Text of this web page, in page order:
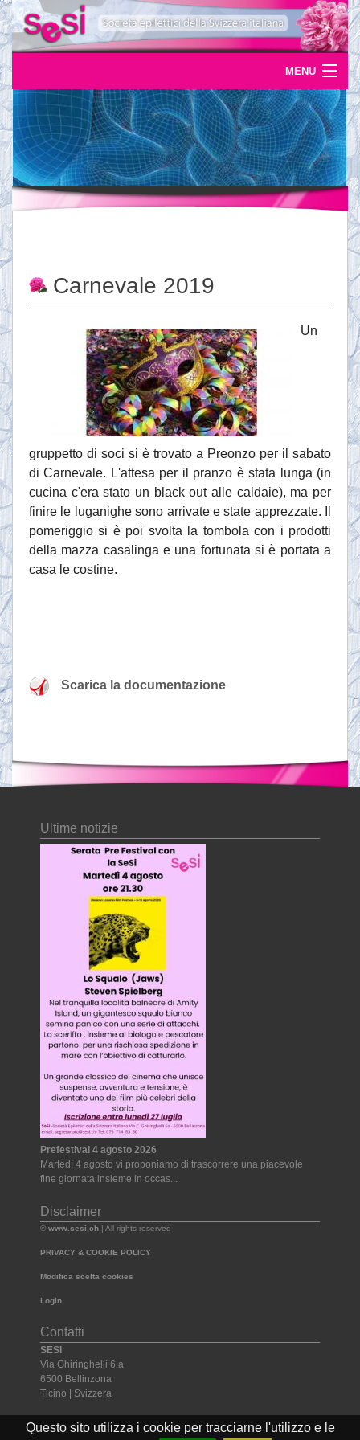
Questo sito utilizza i cookie per tracciarne l'utilizzo e le
MENU
Home
Uscite
Eventi
News
ServiziCarnevale 2019
Un
gruppetto di soci si è trovato a Preonzo per il sabato
di Carnevale. L'attesa per il pranzo è stata lunga (in
cucina c'era stato un black out alle caldaie), ma per
finire le luganighe sono arrivate e state apprezzate. Il
pomeriggio si è poi svolta la tombola con i prodotti
della mazza casalinga e una fortunata si è portata a
casa le costine.
Scarica la documentazione
Ultime notizie
Prefestival 4 agosto 2026
Martedì 4 agosto vi proponiamo di trascorrere una piacevole
fine giornata insieme in occas...
Disclaimer
© www.sesi.ch | All rights reserved
PRIVACY & COOKIE POLICY
Modifica scelta cookies
Login
Contatti
SESI
Via Ghiringhelli 6 a
6500 Bellinzona
Ticino | Svizzera
Tel. +41 091 825 54 74
segretariato@sesi.ch